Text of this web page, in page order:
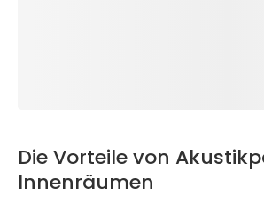
Die Vorteile von
Innenräumen